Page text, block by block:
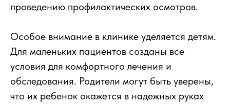
проведению профилактических осмотров.
Особое внимание в клинике уделяется детям.
Для маленьких пациентов созданы все
условия для комфортного лечения и
обследования. Родители могут быть уверены,
что их ребенок окажется в надежных руках